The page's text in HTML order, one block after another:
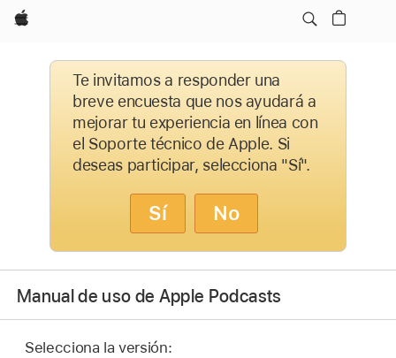
Apple
Te invitamos a responder una
breve encuesta que nos ayudará a
mejorar tu experiencia en línea con
el Soporte técnico de Apple. Si
deseas participar, selecciona "Sí".
Sí No
Manual de uso de Apple Podcasts
Selecciona la versión: